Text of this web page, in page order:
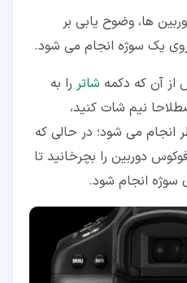
ها، وضوح یابی بر
روی یک سوژه انجام می شود.
آن که دکمه شاتر را به
نیم شات کنید،
انجام می شود؛ در حالی که
دوربین را بچرخانید تا
سوژه انجام شود.